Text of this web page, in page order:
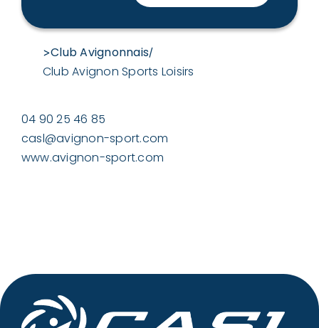
>Club Avignonnais/
Club Avignon Sports Loisirs
04 90 25 46 85
casl@avignon-sport.com
www.avignon-sport.com